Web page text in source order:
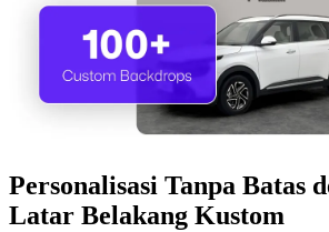
Personalisasi Tanpa Batas
Latar Belakang Kustom